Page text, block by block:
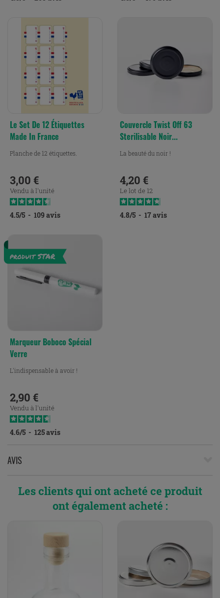
Le Set De 12 Étiquettes
Made In France
Planche de 12 étiquettes.
Prix
3,00 €
Vendu à l'unité
4.5/5 - 109 avis
Couvercle Twist Off 63
Sterilisable Noir...
La beauté du noir !
Prix
4,20 €
Le lot de 12
4.8/5 - 17avis
Marqueur Boboco Spécial
Verre
L'indispensable à avoir !
Prix
2,90 €
Vendu à l'unité
4.6/5 - 125avis
AVIS
Les clients qui ont acheté ce produit
ont également acheté :